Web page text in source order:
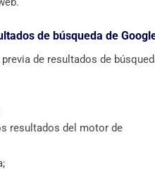
de búsqueda de
de resultados de
resultados del motor de